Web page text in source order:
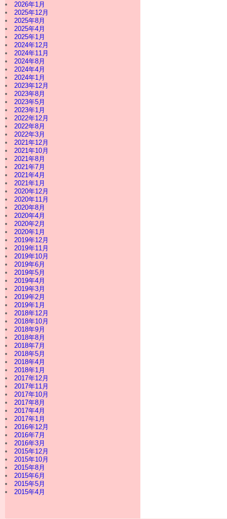
2026年1月
2025年12月
2025年8月
2025年4月
2025年1月
2024年12月
2024年11月
2024年8月
2024年4月
2024年1月
2023年12月
2023年8月
2023年5月
2023年1月
2022年12月
2022年8月
2022年3月
2021年12月
2021年10月
2021年8月
2021年7月
2021年4月
2021年1月
2020年12月
2020年11月
2020年8月
2020年4月
2020年2月
2020年1月
2019年12月
2019年11月
2019年10月
2019年6月
2019年5月
2019年4月
2019年3月
2019年2月
2019年1月
2018年12月
2018年10月
2018年9月
2018年8月
2018年7月
2018年5月
2018年4月
2018年1月
2017年12月
2017年11月
2017年10月
2017年8月
2017年4月
2017年1月
2016年12月
2016年7月
2016年3月
2015年12月
2015年10月
2015年8月
2015年6月
2015年5月
2015年4月